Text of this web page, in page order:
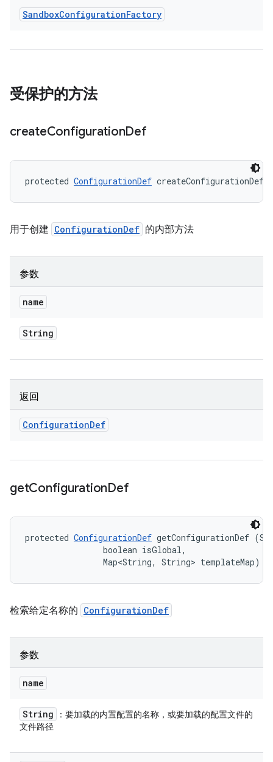
SandboxConfigurationFactory
受保护的方法
createConfigurationDef
protected ConfigurationDef createConfigurationDef
用于创建 ConfigurationDef 的内部方法
参数
name
String
返回
ConfigurationDef
getConfigurationDef
protected ConfigurationDef getConfigurationDef
                boolean isGlobal,
                Map<String, String> templateMap)
检索给定名称的 ConfigurationDef
参数
name
String
：要加载的内置配置的名称，或要加载的配置文件的
文件路径